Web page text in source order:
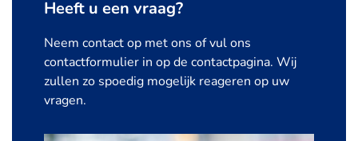
Heeft u een vraag?
Neem contact op met ons of vul ons
contactformulier in op de contactpagina. Wij
zullen zo spoedig mogelijk reageren op uw
vragen.